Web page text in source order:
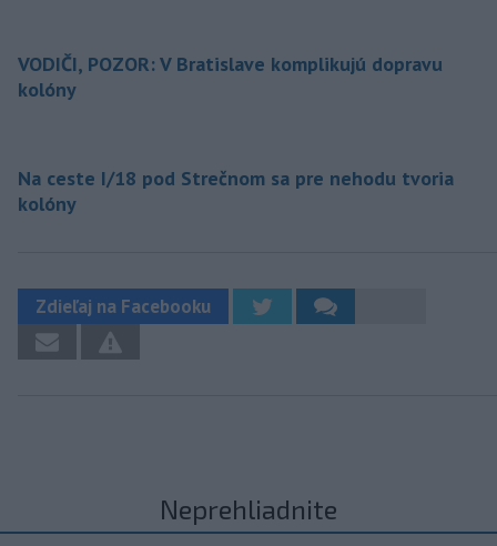
VODIČI, POZOR: V Bratislave komplikujú dopravu
kolóny
Na ceste I/18 pod Strečnom sa pre nehodu tvoria
kolóny
Zdieľaj na Facebooku
Neprehliadnite